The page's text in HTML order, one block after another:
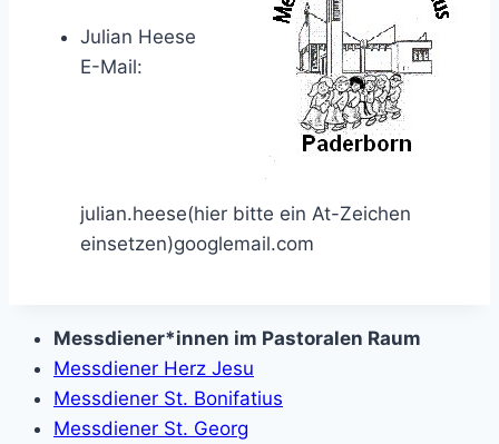
Julian Heese
E-Mail:
julian.heese(hier bitte ein At-Zeichen
einsetzen)googlemail.com
Messdiener*innen im Pastoralen Raum
Messdiener Herz Jesu
Messdiener St. Bonifatius
Messdiener St. Georg